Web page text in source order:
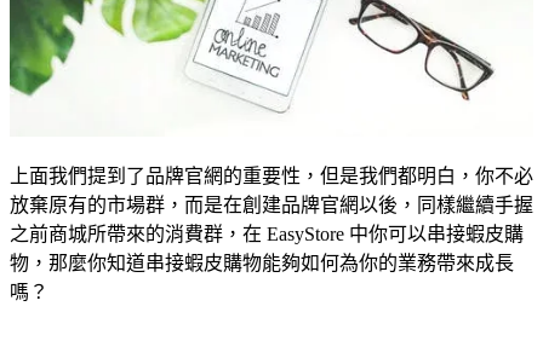
上面我們提到了品牌官網的重要性，但是我們都明白，你不必
放棄原有的市場群，而是在創建品牌官網以後，同樣繼續手握
之前商城所帶來的消費群，在 EasyStore 中你可以串接蝦皮購
物，那麼你知道串接蝦皮購物能夠如何為你的業務帶來成長
嗎？